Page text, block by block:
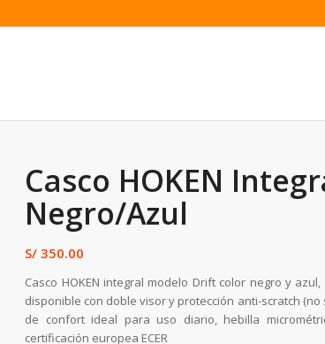
Casco HOKEN
Negro/Azul
S/ 350.00
Casco HOKEN integral modelo Drift color negro y
disponible con doble visor y protección anti-scratch
de confort ideal para uso diario, hebilla
certificación europea ECER